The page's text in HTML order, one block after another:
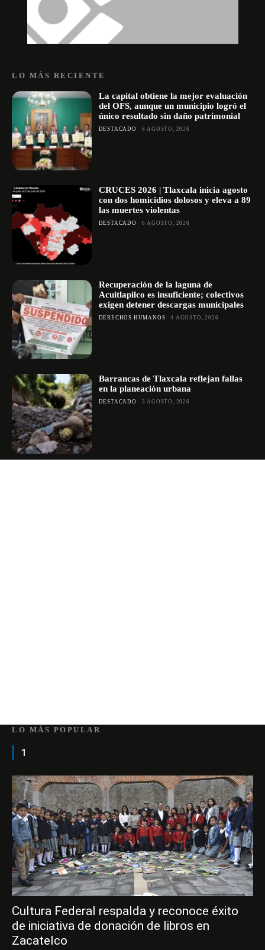
LO MÁS RECIENTE
La capital obtiene la mejor evaluación
del OFS, aunque un municipio logró el
único resultado sin daño patrimonial
DESTACADO 6 AGOSTO, 2026
CRUCES 2026 | Tlaxcala inicia agosto
con dos homicidios dolosos y eleva a 89
las muertes violentas
DESTACADO 6 AGOSTO, 2026
Recuperación de la laguna de
Acuitlapilco es insuficiente; colectivos
exigen detener descargas municipales
DERECHOS HUMANOS 4 AGOSTO, 2026
Barrancas de Tlaxcala reflejan fallas
en la planeación urbana
DESTACADO 3 AGOSTO, 2026
LO MÁS POPULAR
1
Cultura Federal respalda y reconoce éxito
de iniciativa de donación de libros en
Zacatelco